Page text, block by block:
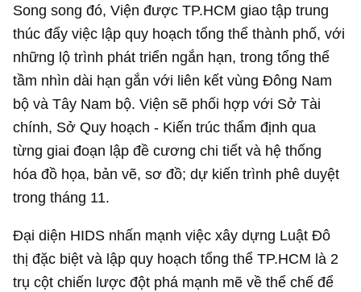
Song song đó, Viện được TP.HCM giao tập trung
thúc đẩy việc lập quy hoạch tổng thể thành phố, với
những lộ trình phát triển ngắn hạn, trong tổng thể
tầm nhìn dài hạn gắn với liên kết vùng Đông Nam
bộ và Tây Nam bộ. Viện sẽ phối hợp với Sở Tài
chính, Sở Quy hoạch - Kiến trúc thẩm định qua
từng giai đoạn lập đề cương chi tiết và hệ thống
hóa đồ họa, bản vẽ, sơ đồ; dự kiến trình phê duyệt
trong tháng 11.
Đại diện HIDS nhấn mạnh việc xây dựng Luật Đô
thị đặc biệt và lập quy hoạch tổng thể TP.HCM là 2
trụ cột chiến lược đột phá mạnh mẽ về thể chế để